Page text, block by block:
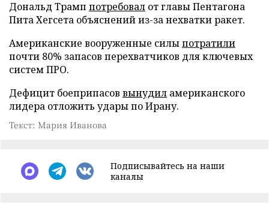
Дональд Трамп потребовал от главы Пентагона
Пита Хегсета объяснений из-за нехватки ракет.
Американские вооруженные силыпотратили
почти 80% запасов перехватчиков для ключевых
систем ПРО.
Дефицит боеприпасов вынудил американского
лидера отложить удары по Ирану.
Текст: Мария Иванова
Подписывайтесь на наши
каналы